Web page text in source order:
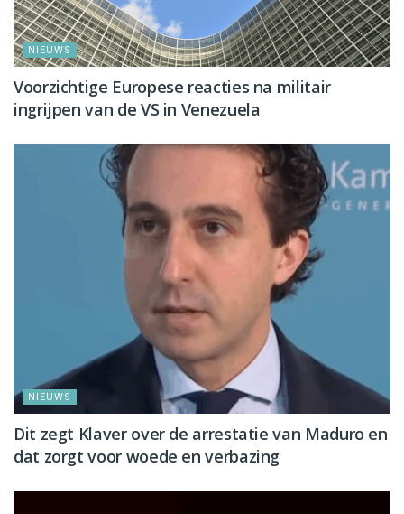
NIEUWS
Voorzichtige Europese reacties na militair
ingrijpen van de VS in Venezuela
NIEUWS
Dit zegt Klaver over de arrestatie van Maduro en
dat zorgt voor woede en verbazing